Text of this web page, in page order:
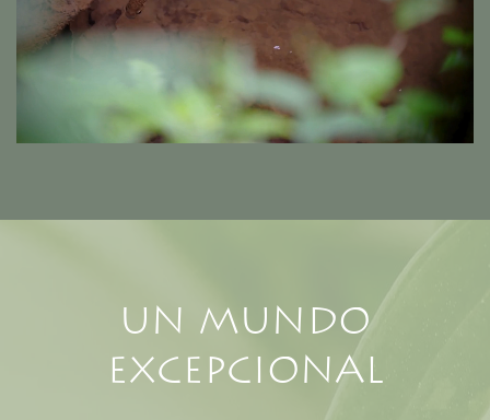
Un mundo
excepcional